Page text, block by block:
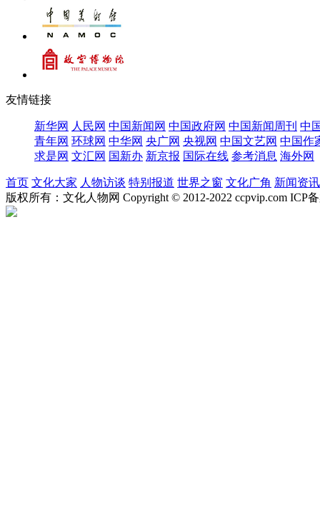
友情链接
新华网 人民网 中国新闻网 中国政府网 中国新闻周刊 中
青年网 环球网 中华网 央广网 央视网 中国文艺网 中国作
求是网 文汇网 国新办 新京报 国际在线 参考消息 海外网
首页 文化大家 人物访谈 特别报道 世界之窗 文化广角 新闻资讯
版权所有：文化人物网 Copyright © 2012-2022 ccpvip.com ICP